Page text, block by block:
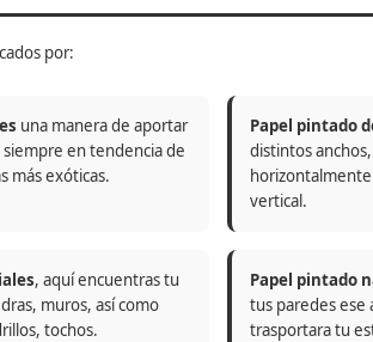
por:
una manera de aportar
en tendencia de
más exóticas.
Papel pintado
distintos
vertical.
, aquí encuentras tu
muros, así como
tochos.
Papel pintado
tus paredes ese
trasportara tu